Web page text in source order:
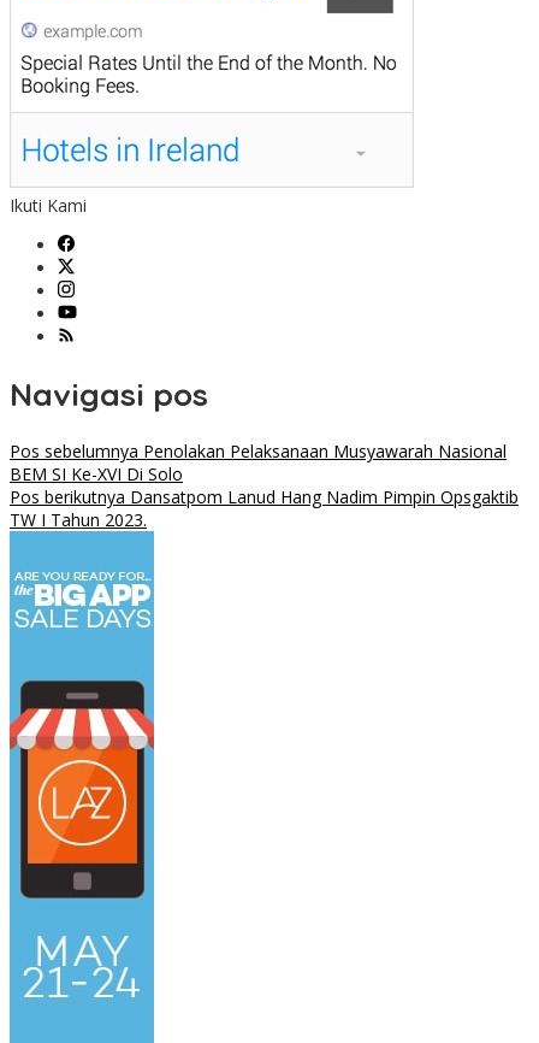
Ikuti Kami
Navigasi pos
Pos sebelumnya Penolakan Pelaksanaan Musyawarah Nasional
BEM SI Ke-XVI Di Solo
Pos berikutnya Dansatpom Lanud Hang Nadim Pimpin Opsgaktib
TW I Tahun 2023.